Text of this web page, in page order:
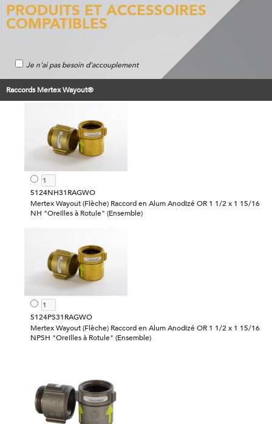
PRODUITS ET ACCESSOIRES
COMPATIBLES
Je n'ai pas besoin d'accouplement
Raccords Mertex Wayout®
5124NH31RAGWO
Mertex Wayout (Flèche) Raccord en Alum Anodizé OR 1 1/2 x 1 15/16
NH "Oreilles à Rotule" (Ensemble)
5124PS31RAGWO
Mertex Wayout (Flèche) Raccord en Alum Anodizé OR 1 1/2 x 1 15/16
NPSH "Oreilles à Rotule" (Ensemble)